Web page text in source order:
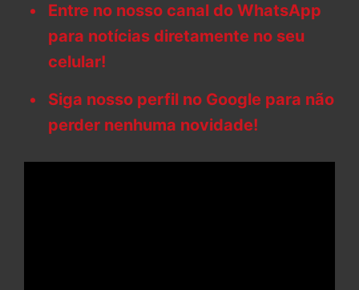
Entre no nosso canal do WhatsApp
para notícias diretamente no seu
celular!
Siga nosso perfil no Google para não
perder nenhuma novidade!